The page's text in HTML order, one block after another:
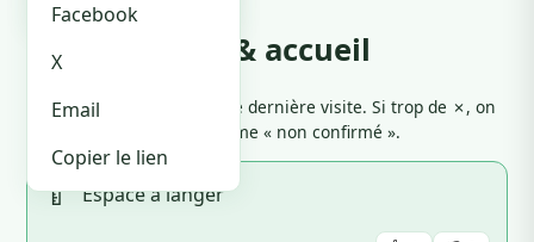
Facebook
X
Email
Copier le lien
Équipements & accueil
Cliquez 👍 ou 👎 selon votre dernière visite. Si trop de ✗, on
marque l'équipement comme « non confirmé ».
🍼 Espace à langer